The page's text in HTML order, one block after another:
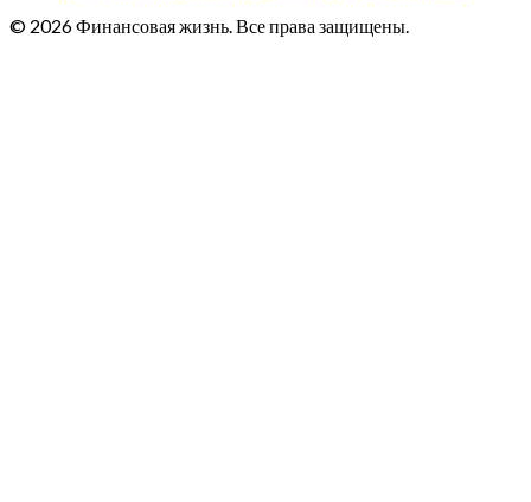
© 2026 Финансовая жизнь. Все права защищены.